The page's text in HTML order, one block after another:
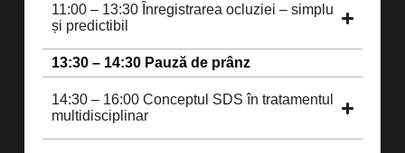
11:00 – 13:30 Înregistrarea ocluziei – simplu
și predictibil
13:30 – 14:30 Pauză de prânz
14:30 – 16:00 Conceptul SDS în tratamentul
multidisciplinar